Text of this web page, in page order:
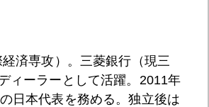
、金、乱高下
済専攻）。三菱銀行（現三
ィーラーとして活躍。2011年
日本代表を務める。独立後は